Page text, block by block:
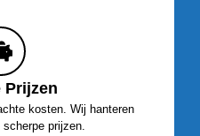
Prijzen
kosten. Wij hanteren
prijzen.